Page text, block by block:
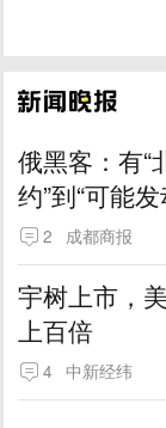
俄黑客：有“
约”到“可能
2 成都商报
宇树上市，
上百倍
4 中新经纬